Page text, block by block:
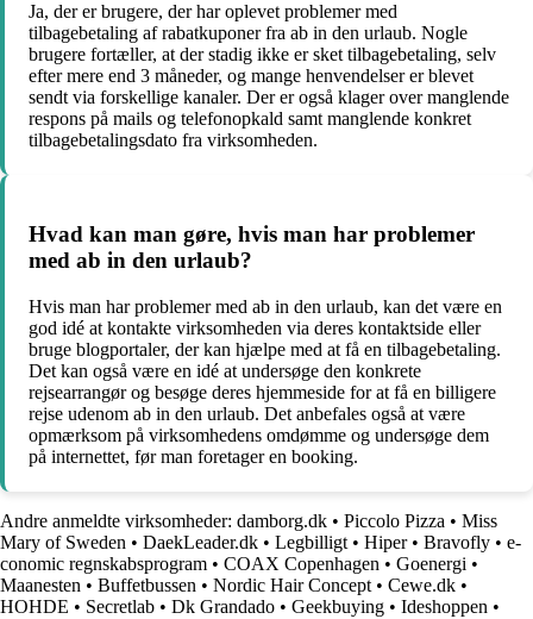
Ja, der er brugere, der har oplevet problemer med
tilbagebetaling af rabatkuponer fra ab in den urlaub. Nogle
brugere fortæller, at der stadig ikke er sket tilbagebetaling, selv
efter mere end 3 måneder, og mange henvendelser er blevet
sendt via forskellige kanaler. Der er også klager over manglende
respons på mails og telefonopkald samt manglende konkret
tilbagebetalingsdato fra virksomheden.
Hvad kan man gøre, hvis man har problemer
med ab in den urlaub?
Hvis man har problemer med ab in den urlaub, kan det være en
god idé at kontakte virksomheden via deres kontaktside eller
bruge blogportaler, der kan hjælpe med at få en tilbagebetaling.
Det kan også være en idé at undersøge den konkrete
rejsearrangør og besøge deres hjemmeside for at få en billigere
rejse udenom ab in den urlaub. Det anbefales også at være
opmærksom på virksomhedens omdømme og undersøge dem
på internettet, før man foretager en booking.
Andre anmeldte virksomheder: damborg.dk • Piccolo Pizza • Miss
Mary of Sweden • DaekLeader.dk • Legbilligt • Hiper• Bravofly • e-
conomic regnskabsprogram • COAX Copenhagen • Goenergi •
Maanesten • Buffetbussen • Nordic Hair Concept • Cewe.dk •
HOHDE • Secretlab • Dk Grandado • Geekbuying • Ideshoppen •